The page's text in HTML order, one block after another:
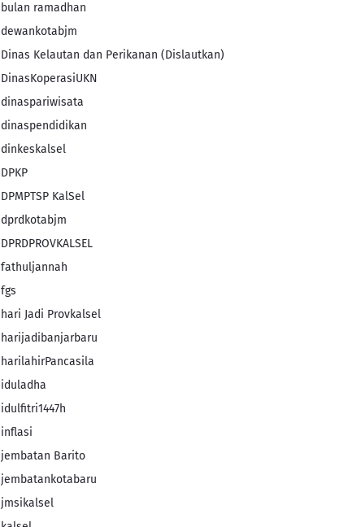
bulan ramadhan
dewankotabjm
Dinas Kelautan dan Perikanan (Dislautkan)
DinasKoperasiUKN
dinaspariwisata
dinaspendidikan
dinkeskalsel
DPKP
DPMPTSP KalSel
dprdkotabjm
DPRDPROVKALSEL
fathuljannah
fgs
hari Jadi Provkalsel
harijadibanjarbaru
harilahirPancasila
iduladha
idulfitri1447h
inflasi
jembatan Barito
jembatankotabaru
jmsikalsel